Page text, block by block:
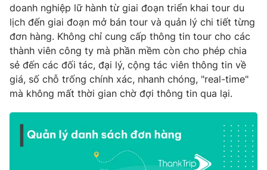
doanh nghiệp lữ hành từ giai đoạn triển khai tour du
lịch đến giai đoạn mở bán tour và quản lý chi tiết từng
đơn hàng. Không chỉ cung cấp thông tin tour cho các
thành viên công ty mà phần mềm còn cho phép chia
sẻ đến các đối tác, đại lý, cộng tác viên thông tin về
giá, số chỗ trống chính xác, nhanh chóng, "real-time"
mà không mất thời gian chờ đợi thông tin qua lại.